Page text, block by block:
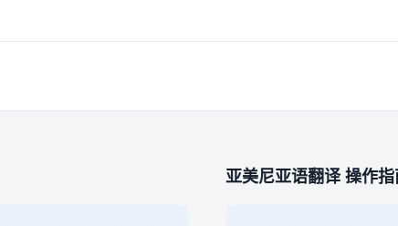
亚美尼亚语翻译 操作指